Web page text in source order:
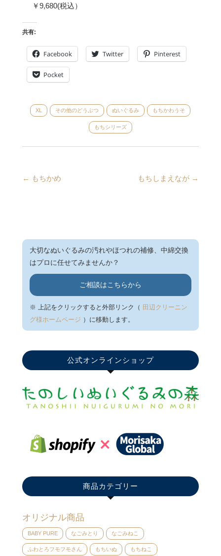
￥9,680(税込）
共有:
Facebook Twitter Pinterest
Pocket
XL その他のどうぶつ ぬいぐるみ もちかわうそ
もちシリーズ
← もちかめ もちしまえなが →
大切なぬいぐるみの汚れやほつれの補修、中綿交換
はプロに任せてみませんか？
ご相談はこちらから
※ 上記をクリックすると外部リンク（ 田辺クリーニン
グ様ホームページ ）に移動します。
公式オンラインショップ
商品カテゴリー
オリジナル商品
BABY PURE なごみとり なごみねこ
ふわとろフモフモさん もちいぬ もちねこ